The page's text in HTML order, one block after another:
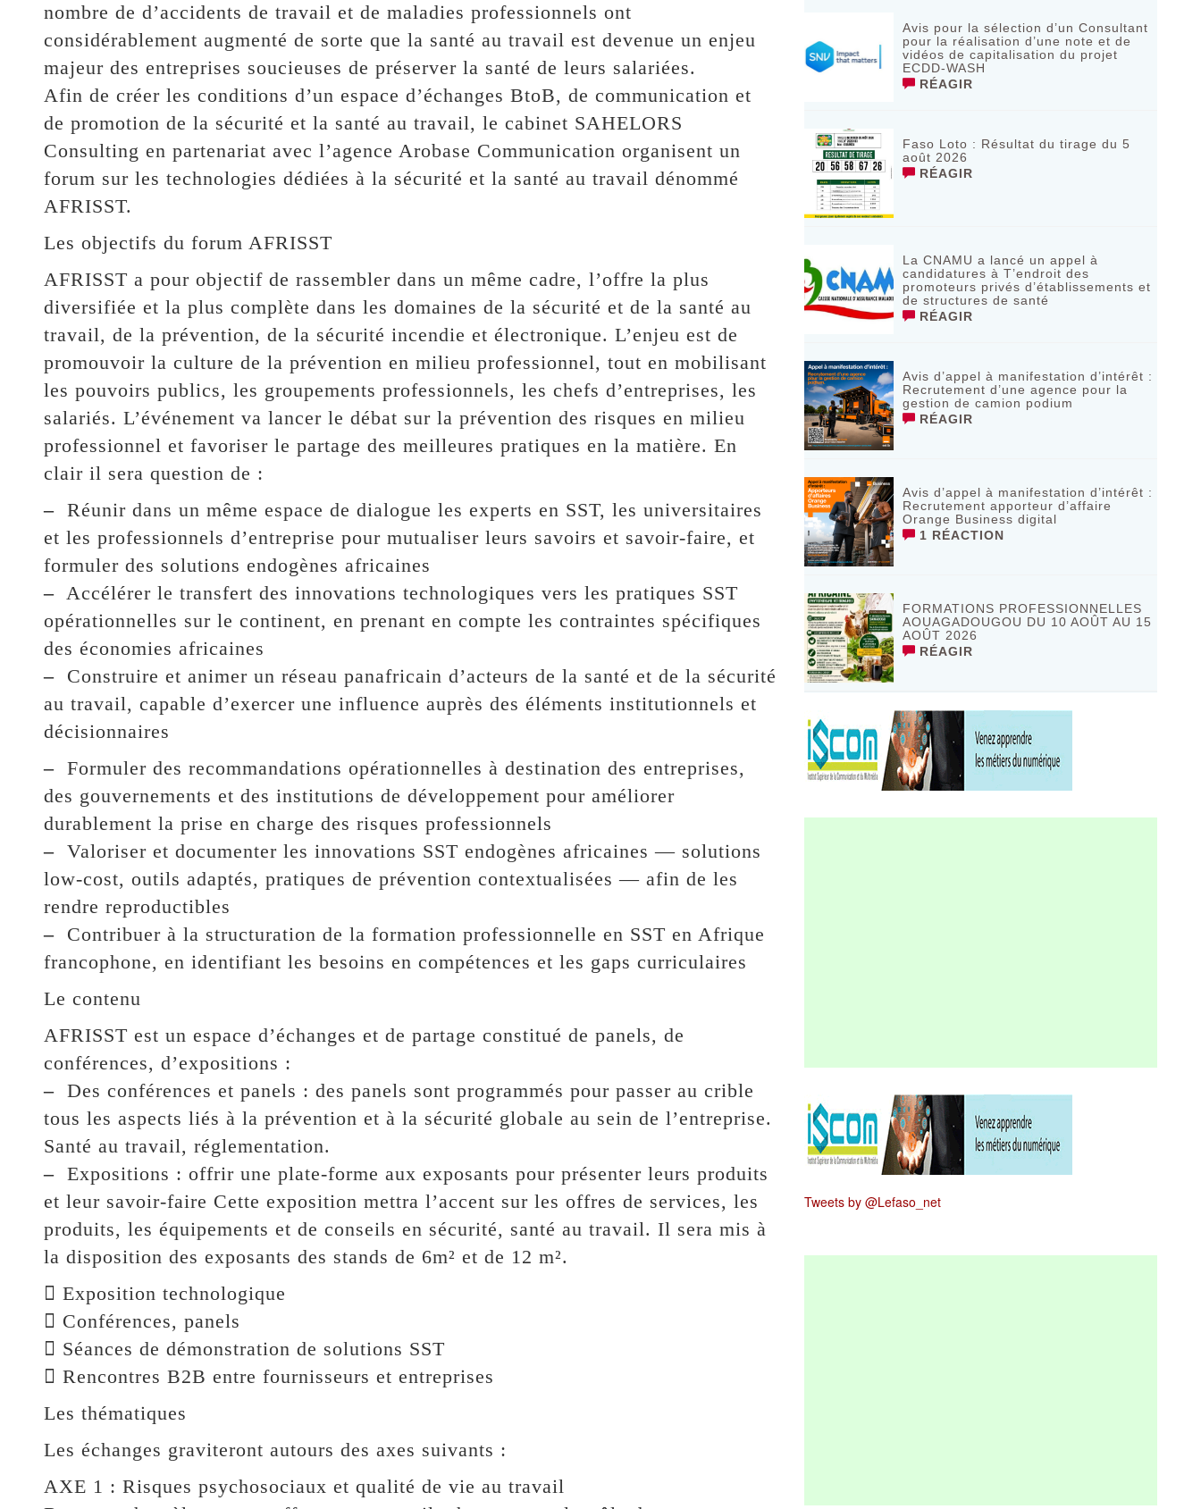
nombre de d’accidents de travail et de maladies professionnels ont
considérablement augmenté de sorte que la santé au travail est devenue un enjeu
majeur des entreprises soucieuses de préserver la santé de leurs salariées.
Afin de créer les conditions d’un espace d’échanges BtoB, de communication et
de promotion de la sécurité et la santé au travail, le cabinet SAHELORS
Consulting en partenariat avec l’agence Arobase Communication organisent un
forum sur les technologies dédiées à la sécurité et la santé au travail dénommé
AFRISST.
Les objectifs du forum AFRISST
AFRISST a pour objectif de rassembler dans un même cadre, l’offre la plus
diversifiée et la plus complète dans les domaines de la sécurité et de la santé au
travail, de la prévention, de la sécurité incendie et électronique. L’enjeu est de
promouvoir la culture de la prévention en milieu professionnel, tout en mobilisant
les pouvoirs publics, les groupements professionnels, les chefs d’entreprises, les
salariés. L’événement va lancer le débat sur la prévention des risques en milieu
professionnel et favoriser le partage des meilleures pratiques en la matière. En
clair il sera question de :
–Réunir dans un même espace de dialogue les experts en SST, les universitaires
et les professionnels d’entreprise pour mutualiser leurs savoirs et savoir-faire, et
formuler des solutions endogènes africaines
–Accélérer le transfert des innovations technologiques vers les pratiques SST
opérationnelles sur le continent, en prenant en compte les contraintes spécifiques
des économies africaines
–Construire et animer un réseau panafricain d’acteurs de la santé et de la sécurité
au travail, capable d’exercer une influence auprès des éléments institutionnels et
décisionnaires
–Formuler des recommandations opérationnelles à destination des entreprises,
des gouvernements et des institutions de développement pour améliorer
durablement la prise en charge des risques professionnels
–Valoriser et documenter les innovations SST endogènes africaines — solutions
low-cost, outils adaptés, pratiques de prévention contextualisées — afin de les
rendre reproductibles
–Contribuer à la structuration de la formation professionnelle en SST en Afrique
francophone, en identifiant les besoins en compétences et les gaps curriculaires
Le contenu
AFRISST est un espace d’échanges et de partage constitué de panels, de
conférences, d’expositions :
–Des conférences et panels : des panels sont programmés pour passer au crible
tous les aspects liés à la prévention et à la sécurité globale au sein de l’entreprise.
Santé au travail, réglementation.
–Expositions : offrir une plate-forme aux exposants pour présenter leurs produits
et leur savoir-faire Cette exposition mettra l’accent sur les offres de services, les
produits, les équipements et de conseils en sécurité, santé au travail. Il sera mis à
la disposition des exposants des stands de 6m² et de 12 m².
 Exposition technologique
 Conférences, panels
 Séances de démonstration de solutions SST
 Rencontres B2B entre fournisseurs et entreprises
Les thématiques
Les échanges graviteront autours des axes suivants :
AXE 1 : Risques psychosociaux et qualité de vie au travail
Avis pour la sélection d’un Consultant
pour la réalisation d’une note et de
vidéos de capitalisation du projet
ECDD-WASH
RÉAGIR
Faso Loto : Résultat du tirage du 5
août 2026
RÉAGIR
La CNAMU a lancé un appel à
candidatures à T’endroit des
promoteurs privés d’établissements et
de structures de santé
RÉAGIR
Avis d’appel à manifestation d’intérêt :
Recrutement d’une agence pour la
gestion de camion podium
RÉAGIR
Avis d’appel à manifestation d’intérêt :
Recrutement apporteur d’affaire
Orange Business digital
1 RÉACTION
FORMATIONS PROFESSIONNELLES
AOUAGADOUGOU DU 10 AOÛT AU 15
AOÛT 2026
RÉAGIR
Tweets by @Lefaso_net